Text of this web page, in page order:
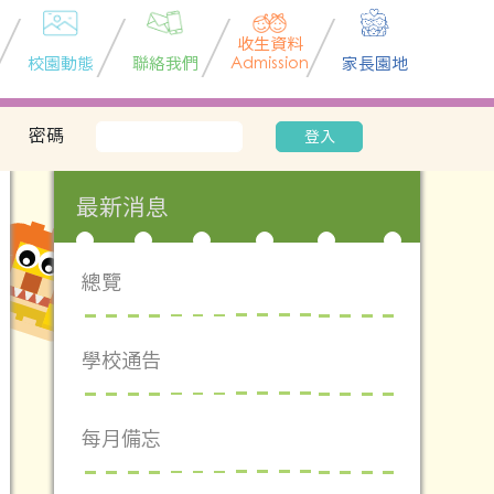
校園動態 聯絡我們
收生資料
Admission
家長園地
密碼 登入
最新消息
總覽
學校通告
每月備忘